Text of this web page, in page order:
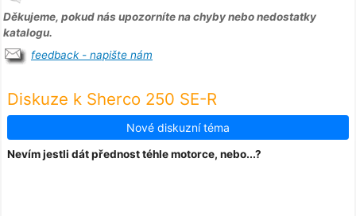
Děkujeme, pokud nás upozorníte na chyby nebo nedostatky
katalogu.
feedback - napište nám
Diskuze k Sherco 250 SE-R
Nové diskuzní téma
Nevím jestli dát přednost téhle motorce, nebo...?